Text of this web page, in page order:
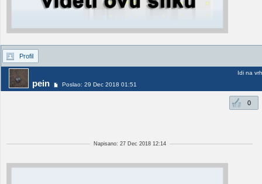
Profil
pein Poslao: 29 Dec 2018 01:51
Idi na vrh
0
Napisano: 27 Dec 2018 12:14